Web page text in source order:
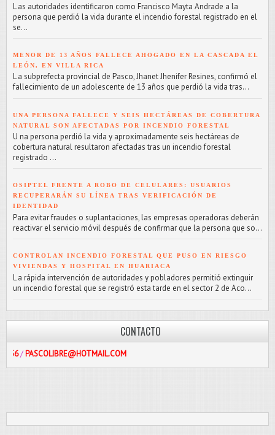
L as autoridades identificaron como Francisco Mayta Andrade a la
persona que perdió la vida durante el incendio forestal registrado en el
se...
MENOR DE 13 AÑOS FALLECE AHOGADO EN LA CASCADA EL
LEÓN, EN VILLA RICA
L a subprefecta provincial de Pasco, Jhanet Jhenifer Resines, confirmó el
fallecimiento de un adolescente de 13 años que perdió la vida tras...
UNA PERSONA FALLECE Y SEIS HECTÁREAS DE COBERTURA
NATURAL SON AFECTADAS POR INCENDIO FORESTAL
U na persona perdió la vida y aproximadamente seis hectáreas de
cobertura natural resultaron afectadas tras un incendio forestal
registrado ...
OSIPTEL FRENTE A ROBO DE CELULARES: USUARIOS
RECUPERARÁN SU LÍNEA TRAS VERIFICACIÓN DE
IDENTIDAD
Para evitar fraudes o suplantaciones, las empresas operadoras deberán
reactivar el servicio móvil después de confirmar que la persona que so...
CONTROLAN INCENDIO FORESTAL QUE PUSO EN RIESGO
VIVIENDAS Y HOSPITAL EN HUARIACA
L a rápida intervención de autoridades y pobladores permitió extinguir
un incendio forestal que se registró esta tarde en el sector 2 de Aco...
CONTACTO